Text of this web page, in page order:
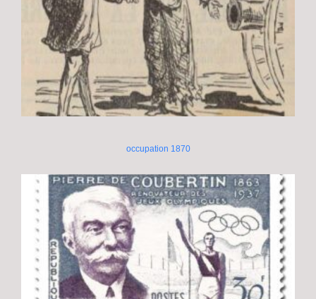
occupation 1870